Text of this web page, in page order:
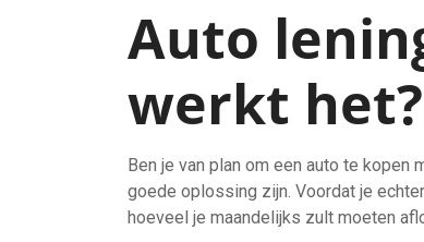
Auto
werkt het?
Ben je van plan om een auto te kopen
goede oplossing zijn. Voordat je
hoeveel je maandelijks zult moeten